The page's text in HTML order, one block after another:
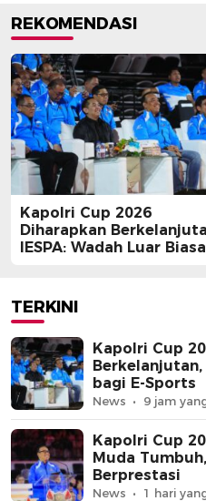
REKOMENDASI
Kapolri Cup 2026
Diharapkan
IESPA: Wadah Luar Biasa
TERKINI
Kapolri Cup
Berkelanjutan,
bagi E-Sports
News 9 jam
Kapolri Cup
Muda
Berprestasi
News 1 hari